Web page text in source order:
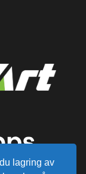
lagring av